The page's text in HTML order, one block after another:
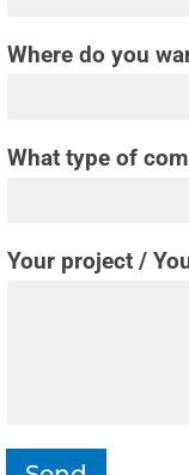
Where do you
What type of
Your project /